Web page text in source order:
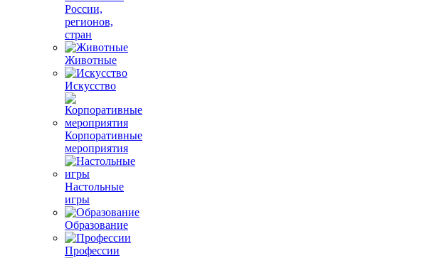
России,
регионов,
стран
Животные
Искусство
Корпоративные
мероприятия
Настольные
игры
Образование
Профессии